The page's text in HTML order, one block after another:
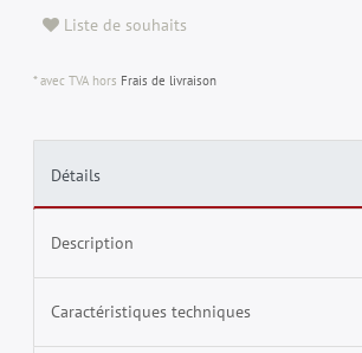
Liste de souhaits
* avec TVA hors Frais de livraison
Détails
Description
Caractéristiques techniques